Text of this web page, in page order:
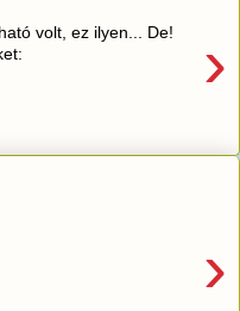
›
volt, ez ilyen... De!
›